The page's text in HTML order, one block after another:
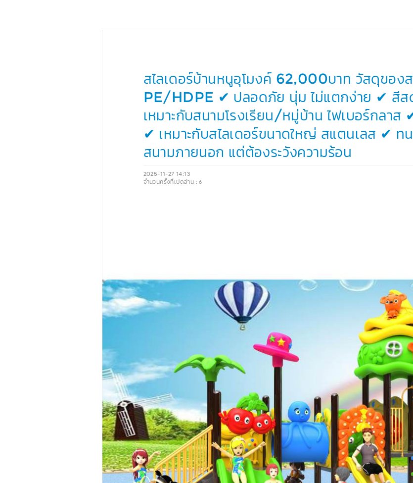
สไลเดอร์บ้านหนูอุโมงค์ 62,000บาท วัสดุของ
PE/HDPE ✔ ปลอดภัย นุ่ม ไม่แตกง่าย ✔ สี
เหมาะกับสนามโรงเรียน/หมู่บ้าน ไฟเบอร์กลาส
✔ เหมาะกับสไลเดอร์ขนาดใหญ่ สแตนเลส ✔ ท
สนามภายนอก แต่ต้องระวังความร้อน
2025-11-27 14:13
จำนวนครั้งที่เปิดอ่าน :6